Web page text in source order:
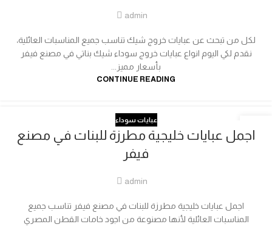
admin
لكل من تبحث عن عبايات خروج شيك تناسب جميع المناسبات العائلية،
نقدم لكي اليوم انواع عبايات خروج سوداء شيك بناتي في مصنع فيفر
بأسعار مميز...
CONTINUE READING
مارس
عبايات سوداء
اجمل عبايات خليجية مطرزة للبنات في مصنع
فيفر
admin
اجمل عبايات خليجية مطرزة للبنات في مصنع فيفر تناسب جميع
المناسبات العائلية لأنها مصنوعة من اجود خامات القطن المصري